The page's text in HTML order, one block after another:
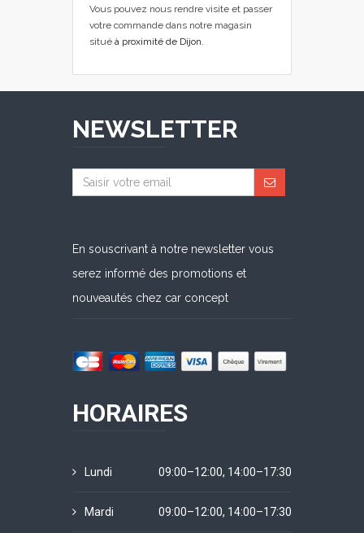
Vous pouvez nous rendre visite et passer
votre commande dans notre magasin
situé à proximité de Dijon.
NEWSLETTER
En souscrivant à notre newsletter vous
serez informé des promotions et
nouveautés chez car concept
HORAIRES
Lundi 09:00–12:00, 14:00–17:30
Mardi 09:00–12:00, 14:00–17:30